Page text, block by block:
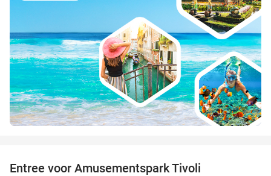
Entree voor Amusementspark Tivoli